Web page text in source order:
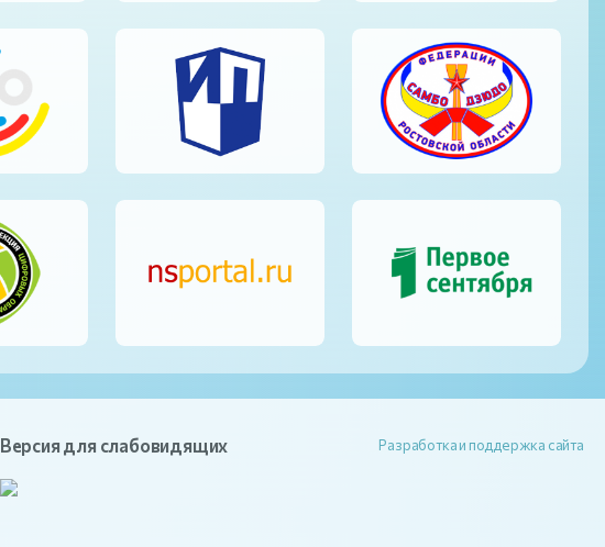
Версия для слабовидящих Разработка и поддержка сайта